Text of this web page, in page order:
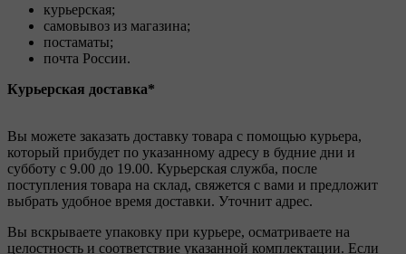
курьерская;
самовывоз из магазина;
постаматы;
почта России.
Курьерская доставка*
Вы можете заказать доставку товара с помощью курьера,
который прибудет по указанному адресу в будние дни и
субботу с 9.00 до 19.00. Курьерская служба, после
поступления товара на склад, свяжется с вами и предложит
выбрать удобное время доставки. Уточнит адрес.
Вы вскрываете упаковку при курьере, осматриваете на
целостность и соответствие указанной комплектации. Если